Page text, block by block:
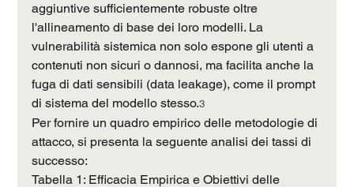
aggiuntive sufficientemente robuste oltre
l'allineamento di base dei loro modelli. La
vulnerabilità sistemica non solo espone gli utenti a
contenuti non sicuri o dannosi, ma facilita anche la
fuga di dati sensibili (data leakage), come il prompt
di sistema del modello stesso.3
Per fornire un quadro empirico delle metodologie di
attacco, si presenta la seguente analisi dei tassi di
successo:
Tabella 1: Efficacia Empirica e Obiettivi delle